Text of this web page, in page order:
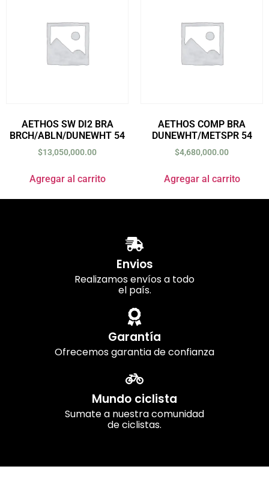
AETHOS SW DI2 BRA
BRCH/ABLN/DUNEWHT 54
$13,050,000.00
Agregar al carrito
AETHOS COMP BRA
DUNEWHT/METSPR 54
$4,680,000.00
Agregar al carrito
Envios
Realizamos envíos a todo
el país.
Garantía
Ofrecemos garantia de confianza
Mundo ciclista
Sumate a nuestra comunidad
de ciclistas.